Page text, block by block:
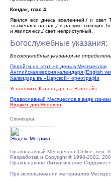
Кондак, глас 4.
Явился еси днесь вселенней,/ и свет
знаменася на нас,/ в разуме поющих
и явился еси,/ свет неприступный.
Богослужебные указания:
Богослужебные указания не
Перейти на этот же день в Месяцеслов
Английская версия календаря (English
Календарь въ «Царской» орѳографiи
Установить Календарь на Ваш сайт
Православный Месяцеслов в виде rss-
Виджет для Яndex.ru
Спонсоры:
Православный Месяцеслов Online, вер.
Разработка и Copyright © 1998-2002,
Православное Литургическое
При использовании материалов